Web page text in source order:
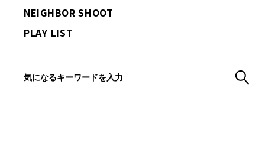
NEIGHBOR SHOOT
PLAY LIST